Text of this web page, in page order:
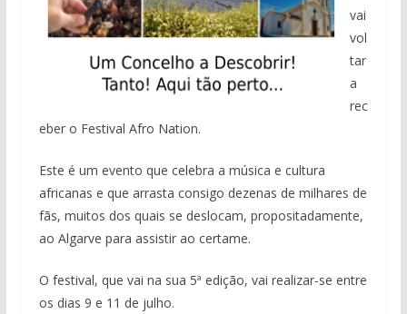
vai
vol
tar
a
rec
eber o Festival Afro Nation.
Este é um evento que celebra a música e cultura
africanas e que arrasta consigo dezenas de milhares de
fãs, muitos dos quais se deslocam, propositadamente,
ao Algarve para assistir ao certame.
O festival, que vai na sua 5ª edição, vai realizar-se entre
os dias 9 e 11 de julho.